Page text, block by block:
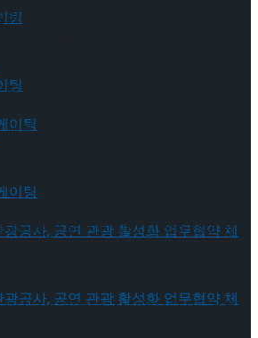
팅
이팅
팅
이팅
작진은 무려 ‘그날들’과 ‘김종욱 찾기’를
고 다니는 박정아 작곡가. 그리고 올해
트’와, ‘미세스 다웃파이어’의 연출인
새롭게 뮤지컬계에 진입하는 신인 창작
었을까.
연출의 장한순은 “현장에서 올 수 있
주셨다. 테크 리허설과 드레스 리허설
아가는지 위주로 많이 도와주셨다. 선생
지처럼 매일 연락을 주시고 연습 중간에
진심을 다해 도와주셨다.”고.
마찬가지였는데, 장희영은 “모든 것을